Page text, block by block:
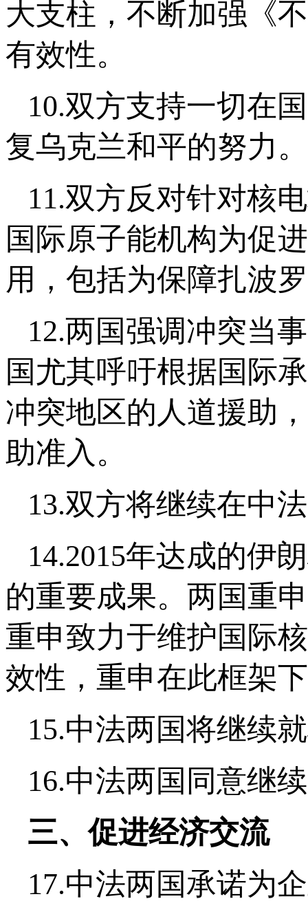
大支柱，不断加强《
有效性。
10.双方支持一切在
复乌克兰和平的努力。
11.双方反对针对核
国际原子能机构为促
用，包括为保障扎波
12.两国强调冲突当
国尤其呼吁根据国际
冲突地区的人道援助
助准入。
13.双方将继续在中
14.2015年达成的伊
的重要成果。两国重
重申致力于维护国际
效性，重申在此框架
15.中法两国将继续
16.中法两国同意继
三、促进经济交流
17.中法两国承诺为